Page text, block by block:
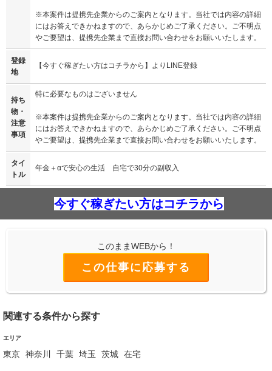
※本案件は提携先企業からのご案内となります。当社では内容の詳細
にはお答えできかねますので、あらかじめご了承ください。ご不明点
やご要望は、提携先企業まで直接お問い合わせをお願いいたします。
登録
地
【今すぐ稼ぎたい方はコチラから】よりLINE登録
持ち
物・
注意
事項
特に必要なものはございません
※本案件は提携先企業からのご案内となります。当社では内容の詳細
にはお答えできかねますので、あらかじめご了承ください。ご不明点
やご要望は、提携先企業まで直接お問い合わせをお願いいたします。
タイ
トル
年金＋αで安心の生活 自宅で30分の副収入
今すぐ稼ぎたい方はコチラから
このままWEBから！
この仕事に応募する
関連する条件から探す
エリア
東京 神奈川 千葉 埼玉 茨城 在宅